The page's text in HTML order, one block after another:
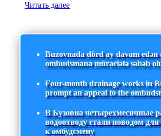
Читать далее
Buzovnada dörd ay davam
ombudsmana müraciətə səbəb
Four-month drainage works in
prompt an appeal to the
В Бузовна четырехмесячные
водоотводу стали поводом
к омбудсмену